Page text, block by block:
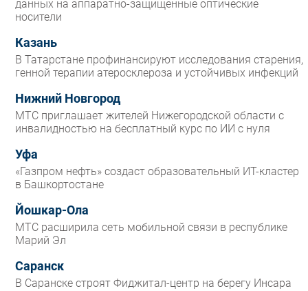
данных на аппаратно-защищенные оптические
носители
Казань
В Татарстане профинансируют исследования старения,
генной терапии атеросклероза и устойчивых инфекций
Нижний Новгород
МТС приглашает жителей Нижегородской области с
инвалидностью на бесплатный курс по ИИ с нуля
Уфа
«Газпром нефть» создаст образовательный ИТ-кластер
в Башкортостане
Йошкар-Ола
МТС расширила сеть мобильной связи в республике
Марий Эл
Саранск
В Саранске строят Фиджитал-центр на берегу Инсара